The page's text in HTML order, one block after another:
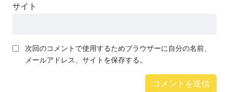
サイト
次回のコメントで使用するためブラウザーに自分の名前、
メールアドレス、サイトを保存する。